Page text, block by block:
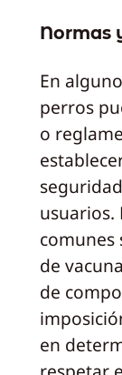
Normas
En
perros
o
usuarios.
comunes
de
de
en